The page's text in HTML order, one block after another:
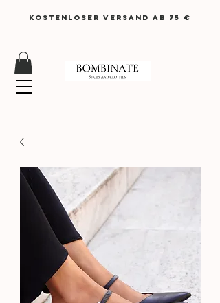
KOSTENLOSER VERSAND AB 75 €